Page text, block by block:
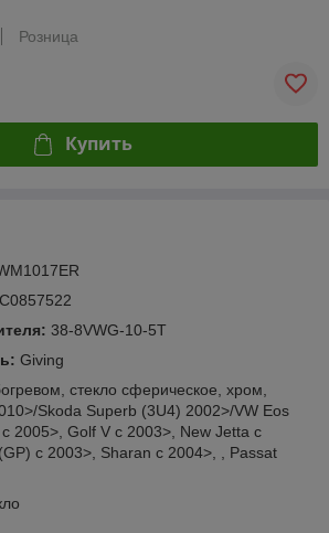
Розница
Купить
38-8VWG-10-5T
Giving
стекло сферическое, хром,
Skoda Superb (3U4) 2002>/VW Eos
2005>, Golf V c 2003>, New Jetta c
c 2003>, Sharan c 2004>, , Passat